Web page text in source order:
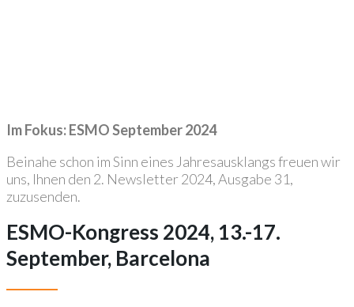
Im Fokus: ESMO September 2024
Beinahe schon im Sinn eines Jahresausklangs freuen wir
uns, Ihnen den 2. Newsletter 2024, Ausgabe 31,
zuzusenden.
ESMO-Kongress 2024, 13.-17.
September, Barcelona